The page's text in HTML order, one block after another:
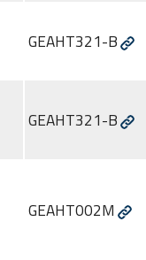
GEAHT321-B
GEAHT321-B
GEAHT002M